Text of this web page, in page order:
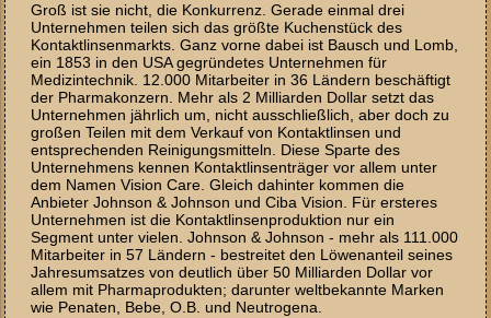
Groß ist sie nicht, die Konkurrenz. Gerade einmal drei
Unternehmen teilen sich das größte Kuchenstück des
Kontaktlinsenmarkts. Ganz vorne dabei ist Bausch und Lomb,
ein 1853 in den USA gegründetes Unternehmen für
Medizintechnik. 12.000 Mitarbeiter in 36 Ländern beschäftigt
der Pharmakonzern. Mehr als 2 Milliarden Dollar setzt das
Unternehmen jährlich um, nicht ausschließlich, aber doch zu
großen Teilen mit dem Verkauf von Kontaktlinsen und
entsprechenden Reinigungsmitteln. Diese Sparte des
Unternehmens kennen Kontaktlinsenträger vor allem unter
dem Namen Vision Care. Gleich dahinter kommen die
Anbieter Johnson & Johnson und Ciba Vision. Für ersteres
Unternehmen ist die Kontaktlinsenproduktion nur ein
Segment unter vielen. Johnson & Johnson - mehr als 111.000
Mitarbeiter in 57 Ländern - bestreitet den Löwenanteil seines
Jahresumsatzes von deutlich über 50 Milliarden Dollar vor
allem mit Pharmaprodukten; darunter weltbekannte Marken
wie Penaten, Bebe, O.B. und Neutrogena.